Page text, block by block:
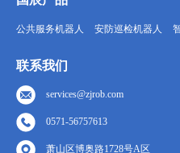
公共服务机器人 安防巡检机器人
联系我们
services@zjrob.com
0571-56757613
萧山区博奥路1728号A区